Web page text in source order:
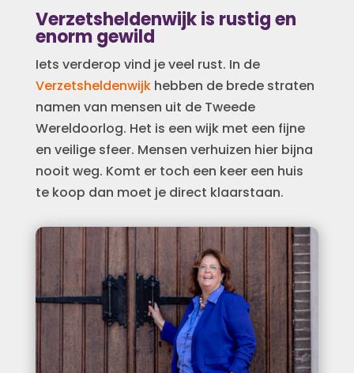
Verzetsheldenwijk is rustig en
enorm gewild
Iets verderop vind je veel rust. In de
Verzetsheldenwijkhebben de brede straten
namen van mensen uit de Tweede
Wereldoorlog. Het is een wijk met een fijne
en veilige sfeer. Mensen verhuizen hier bijna
nooit weg. Komt er toch een keer een huis
te koop dan moet je direct klaarstaan.